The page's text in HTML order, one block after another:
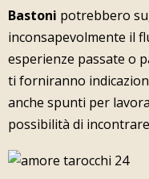
Bastoni potrebbero
inconsapevolmente il
esperienze passate o
ti forniranno
anche spunti per
possibilità di